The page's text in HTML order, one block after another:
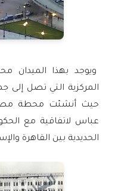
ويوجد بهذا
المركزية التي تصل
عباس لاتفاقية مع
الحديدية بين القاهرة